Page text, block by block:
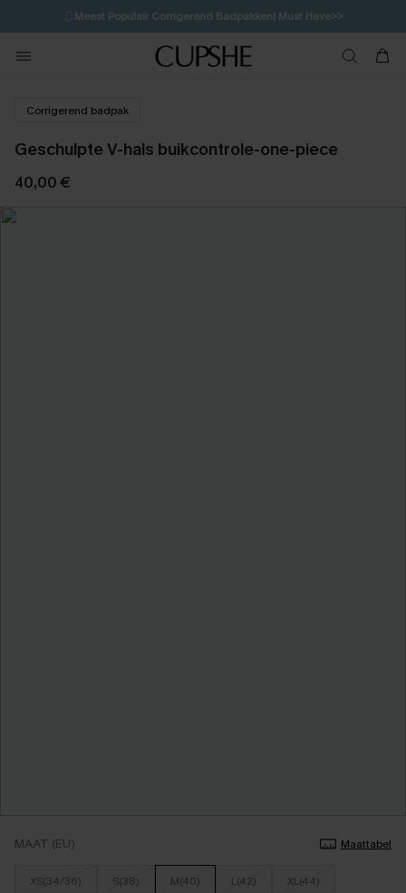
🩱Meest Populair Corrigerend Badpakken| Must Have>>
💌Abonneer je & ontvang tot 15% korting>>
Koop 3, krijg 15% korting | CODE: SW15
Corrigerend badpak
Geschulpte V-hals buikcontrole-one-piece
40,00 €
MAAT (EU) Maattabel
XS(34/36) S(38) M(40) L(42) XL(44)